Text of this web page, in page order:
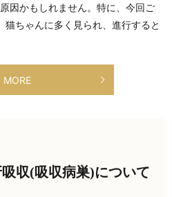
因かもしれません。特に、今回ご
ちゃんに多く見られ、進行すると
MORE
収(吸収病巣)について